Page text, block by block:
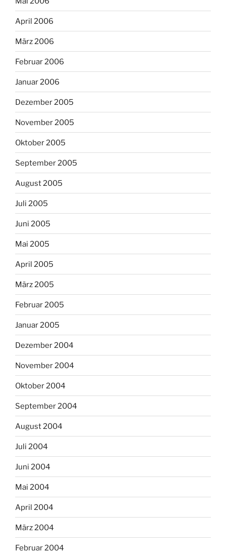
April 2006
März 2006
Februar 2006
Januar 2006
Dezember 2005
November 2005
Oktober 2005
September 2005
August 2005
Juli 2005
Juni 2005
Mai 2005
April 2005
März 2005
Februar 2005
Januar 2005
Dezember 2004
November 2004
Oktober 2004
September 2004
August 2004
Juli 2004
Juni 2004
Mai 2004
April 2004
März 2004
Februar 2004